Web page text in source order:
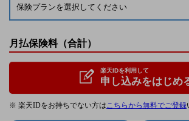
保険プランを選択してください
月払保険料（合計）
楽天IDを利用して
申し込みをはじめ
※ 楽天IDをお持ちでない方はこちらから無料でご登録